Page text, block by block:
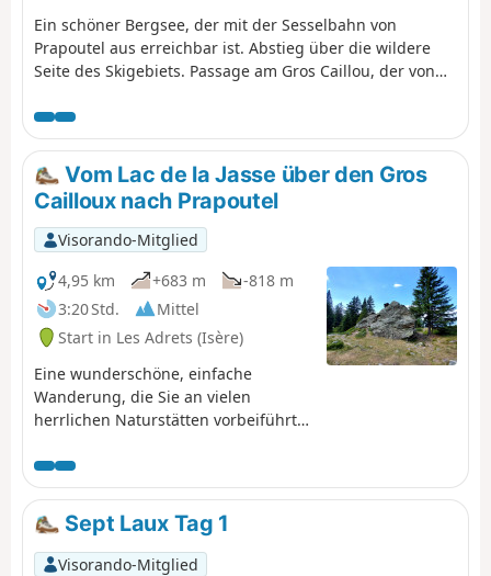
Ein schöner Bergsee, der mit der Sesselbahn von
Prapoutel aus erreichbar ist. Abstieg über die wildere
Seite des Skigebiets. Passage am Gros Caillou, der von
Vom Lac de la Jasse über den Gros
Cailloux nach Prapoutel
Visorando-Mitglied
4,95 km
+683 m
-818 m
3:20 Std.
Mittel
Start in Les Adrets (Isère)
Eine wunderschöne, einfache
Wanderung, die Sie an vielen
herrlichen Naturstätten vorbeiführt
atemberaubenden Blick auf das
Grésivaudan-Tal und das Chartreuse-
Massiv genießen können.
Sept Laux Tag 1
Visorando-Mitglied